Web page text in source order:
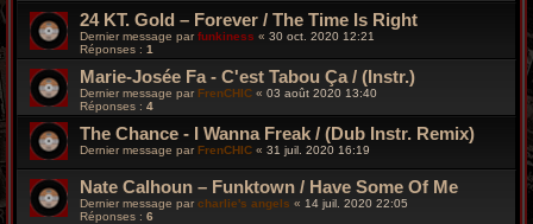
24 KT. Gold – Forever / The Time Is Right
Dernier message parfunkiness « 30 oct. 2020 12:21
Réponses : 1
Marie-Josée Fa - C'est Tabou Ça / (Instr.)
Dernier message par FrenCHIC « 03 août 2020 13:40
Réponses : 4
The Chance - I Wanna Freak / (Dub Instr. Remix)
Dernier message parFrenCHIC « 31 juil. 2020 16:19
Nate Calhoun – Funktown / Have Some Of Me
Dernier message par charlie's angels « 14 juil. 2020 22:05
Réponses : 6